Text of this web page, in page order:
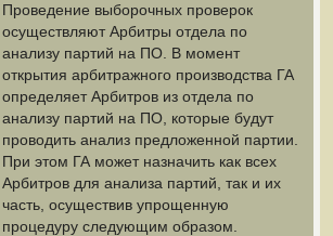
Проведение выборочных проверок
осуществляют Арбитры отдела по
анализу партий на ПО. В момент
открытия арбитражного производства ГА
определяет Арбитров из отдела по
анализу партий на ПО, которые будут
проводить анализ предложенной партии.
При этом ГА может назначить как всех
Арбитров для анализа партий, так и их
часть, осуществив упрощенную
процедуру следующим образом.